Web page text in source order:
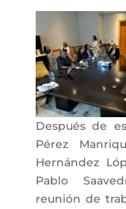
Después de
Pérez
Hernández
Pablo
reunión de